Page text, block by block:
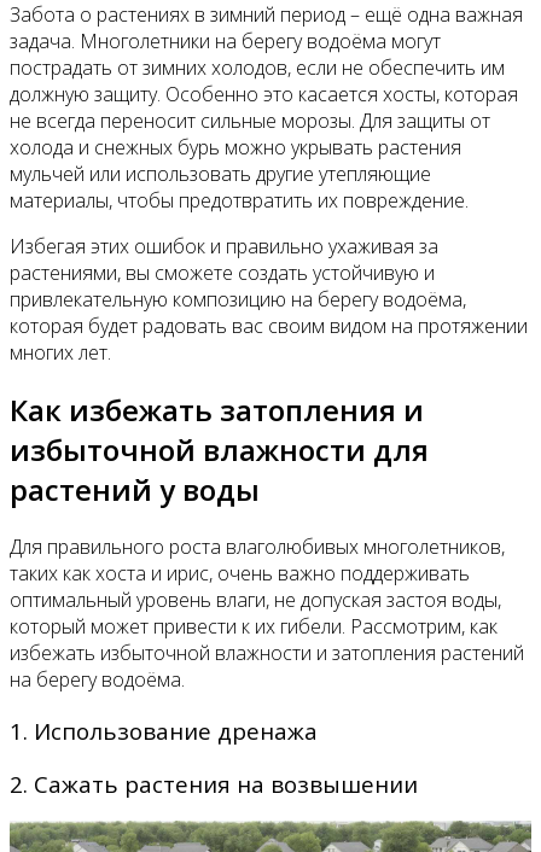
Забота о растениях в зимний период – ещё одна важная
задача. Многолетники на берегу водоёма могут
пострадать от зимних холодов, если не обеспечить им
должную защиту. Особенно это касается хосты, которая
не всегда переносит сильные морозы. Для защиты от
холода и снежных бурь можно укрывать растения
мульчей или использовать другие утепляющие
материалы, чтобы предотвратить их повреждение.
Избегая этих ошибок и правильно ухаживая за
растениями, вы сможете создать устойчивую и
привлекательную композицию на берегу водоёма,
которая будет радовать вас своим видом на протяжении
многих лет.
Как избежать затопления и
избыточной влажности для
растений у воды
Для правильного роста влаголюбивых многолетников,
таких как хоста и ирис, очень важно поддерживать
оптимальный уровень влаги, не допуская застоя воды,
который может привести к их гибели. Рассмотрим, как
избежать избыточной влажности и затопления растений
на берегу водоёма.
1. Использование дренажа
2. Сажать растения на возвышении